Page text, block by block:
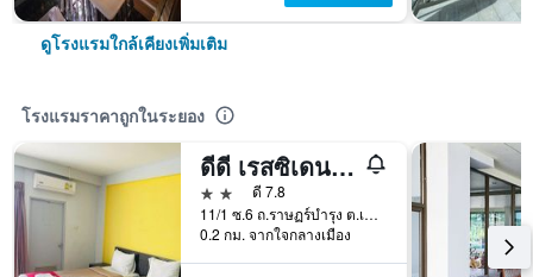
ดูโรงแรมใกล้เคียงเพิ่มเติม
โรงแรมราคาถูกในระยอง
ดีดี เรสซิเดนซ์ ระยอง
2 ดาว
ดี 7.8
11/1 ซ.6 ถ.ราษฏร์บำรุง ต.เนินพระ, ระยอง, ประเทศไทย
0.2 กม. จากใจกลางเมือง